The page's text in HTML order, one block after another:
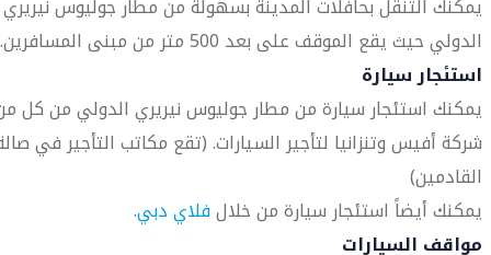
يمكنك التنقل بحافلات المدينة بسهولة من مطار جوليوس نيريري
الدولي حيث يقع الموقف على بعد 500 متر من مبنى المسافرين.
استئجار سيارة
يمكنك استئجار سيارة من مطار جوليوس نيريري الدولي من كل
شركة أفيس وتنزانيا لتأجير السيارات. (تقع مكاتب التأجير في
القادمين)
يمكنك أيضاً استئجار سيارة من خلالفلاي دبي.
مواقف السيارات